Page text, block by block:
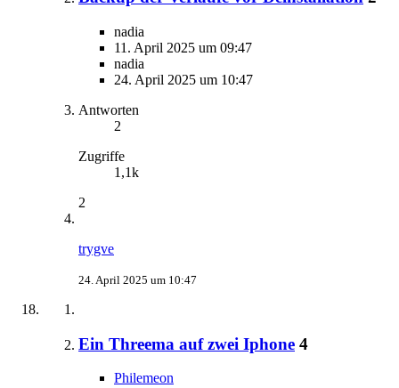
nadia
11. April 2025 um 09:47
nadia
24. April 2025 um 10:47
Antworten
2
Zugriffe
1,1k
2
trygve
24. April 2025 um 10:47
Ein Threema auf zwei Iphone 4
Philemeon